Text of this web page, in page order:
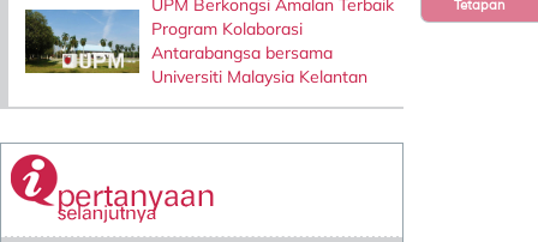
Tetapan
UPM Berkongsi Amalan Terbaik
Program Kolaborasi
Antarabangsa bersama
Universiti Malaysia Kelantan